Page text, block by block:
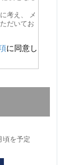
考え、 メ
だいてお
に同意し
頃を予定